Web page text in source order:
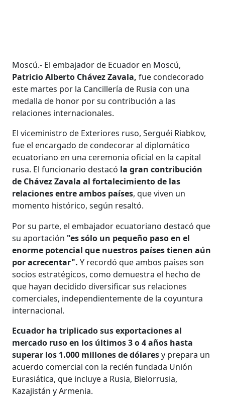
Moscú.- El embajador de Ecuador en Moscú,
Patricio Alberto Chávez Zavala, fue condecorado
este martes por la Cancillería de Rusia con una
medalla de honor por su contribución a las
relaciones internacionales.
El viceministro de Exteriores ruso, Serguéi Riabkov,
fue el encargado de condecorar al diplomático
ecuatoriano en una ceremonia oficial en la capital
rusa. El funcionario destacó la gran contribución
de Chávez Zavala al fortalecimiento de las
relaciones entre ambos países, que viven un
momento histórico, según resaltó.
Por su parte, el embajador ecuatoriano destacó que
su aportación "es sólo un pequeño paso en el
enorme potencial que nuestros países tienen aún
por acrecentar". Y recordó que ambos países son
socios estratégicos, como demuestra el hecho de
que hayan decidido diversificar sus relaciones
comerciales, independientemente de la coyuntura
internacional.
Ecuador ha triplicado sus exportaciones al
mercado ruso en los últimos 3 o 4 años hasta
superar los 1.000 millones de dólaresy prepara un
acuerdo comercial con la recién fundada Unión
Eurasiática, que incluye a Rusia, Bielorrusia,
Kazajistán y Armenia.